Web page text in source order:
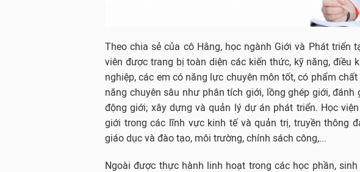
Theo chia sẻ của cô Hằng, học ngành Giới và Phát triển
viên được trang bị toàn diện các kiến thức, kỹ năng, điều
nghiệp, các em có năng lực chuyên môn tốt, có phẩm
năng chuyên sâu như phân tích giới, lồng ghép giới, đánh
động giới; xây dựng và quản lý dự án phát triển. Học
giới trong các lĩnh vực kinh tế và quản trị, truyền thông
giáo dục và đào tạo, môi trường, chính sách công,...
Ngoài được thực hành linh hoạt trong các học phần,